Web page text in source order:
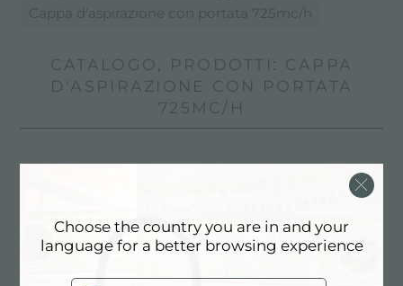
Cappa d'aspirazione con portata 725mc/h
CATALOGO, PRODOTTI: CAPPA
D'ASPIRAZIONE CON PORTATA
725MC/H
Choose the country you are in and your
language for a better browsing experience